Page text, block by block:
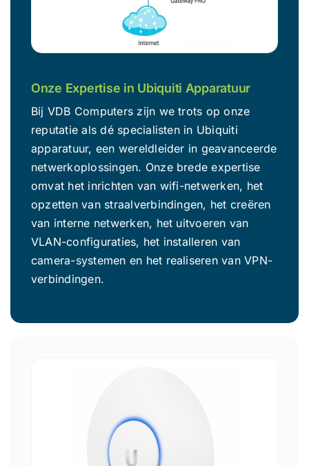
Contact
Onze Expertise in Ubiquiti Apparatuur
Bij VDB Computers zijn we trots op onze
reputatie als dé specialisten in Ubiquiti
apparatuur, een wereldleider in geavanceerde
netwerkoplossingen. Onze brede expertise
omvat het inrichten van wifi-netwerken, het
opzetten van straalverbindingen, het creëren
van interne netwerken, het uitvoeren van
VLAN-configuraties, het installeren van
camera-systemen en het realiseren van VPN-
verbindingen.